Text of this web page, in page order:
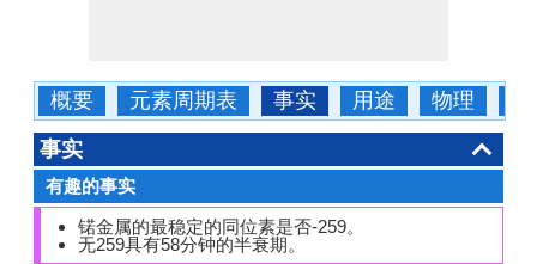
概要 元素周期表 事实 用途 物理
事实
有趣的事实
锘金属的最稳定的同位素是否-259。
无259具有58分钟的半衰期。